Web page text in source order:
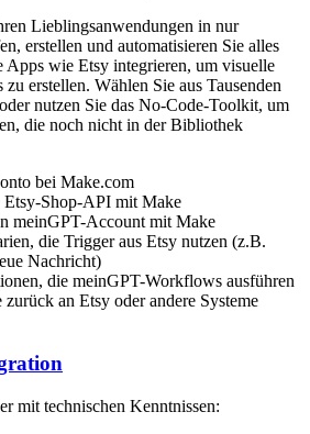
Lieblingsanwendungen in nur
erstellen und automatisieren Sie alles
wie Etsy integrieren, um visuelle
erstellen. Wählen Sie aus Tausenden
nutzen Sie das No-Code-Toolkit, um
die noch nicht in der Bibliothek
bei Make.com
Etsy-Shop-API mit Make
meinGPT-Account mit Make
die Trigger aus Etsy nutzen (z.B.
Nachricht)
die meinGPT-Workflows ausführen
zurück an Etsy oder andere Systeme
mit technischen Kenntnissen: